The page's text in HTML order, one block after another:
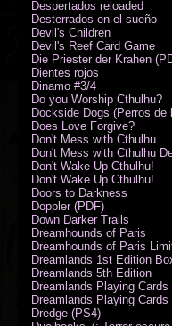
Despertados reloaded
Desterrados en el sueño
Devil's Children
Devil's Reef Card Game
Die Priester der Krahen
Dientes rojos
Dinamo #3/4
Do you Worship Cthulhu?
Dockside Dogs (Perros de
Does Love Forgive?
Don't Mess with Cthulhu
Don't Mess with Cthulhu
Don't Wake Up Cthulhu!
Don't Wake Up Cthulhu!
Doors to Darkness
Doppler (PDF)
Down Darker Trails
Dreamhounds of Paris
Dreamhounds of Paris
Dreamlands 1st Edition
Dreamlands 5th Edition
Dreamlands Playing
Dreamlands Playing
Dredge (PS4)